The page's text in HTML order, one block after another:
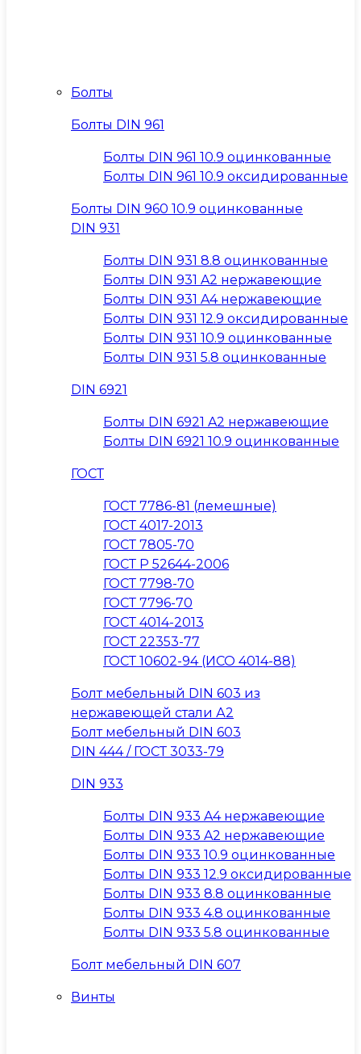
Болты
Болты DIN 961
Болты DIN 961 10.9 оцинкованные
Болты DIN 961 10.9 оксидированные
Болты DIN 960 10.9 оцинкованные
DIN 931
Болты DIN 931 8.8 оцинкованные
Болты DIN 931 A2 нержавеющие
Болты DIN 931 A4 нержавеющие
Болты DIN 931 12.9 оксидированные
Болты DIN 931 10.9 оцинкованные
Болты DIN 931 5.8 оцинкованные
DIN 6921
Болты DIN 6921 A2 нержавеющие
Болты DIN 6921 10.9 оцинкованные
ГОСТ
ГОСТ 7786-81 (лемешные)
ГОСТ 4017-2013
ГОСТ 7805-70
ГОСТ Р 52644-2006
ГОСТ 7798-70
ГОСТ 7796-70
ГОСТ 4014-2013
ГОСТ 22353-77
ГОСТ 10602-94 (ИСО 4014-88)
Болт мебельный DIN 603 из
нержавеющей стали А2
Болт мебельный DIN 603
DIN 444 / ГОСТ 3033-79
DIN 933
Болты DIN 933 A4 нержавеющие
Болты DIN 933 A2 нержавеющие
Болты DIN 933 10.9 оцинкованные
Болты DIN 933 12.9 оксидированные
Болты DIN 933 8.8 оцинкованные
Болты DIN 933 4.8 оцинкованные
Болты DIN 933 5.8 оцинкованные
Болт мебельный DIN 607
Винты